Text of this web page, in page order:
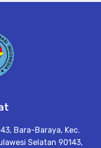
Bara-Baraya, Kec.
Selatan 90143,